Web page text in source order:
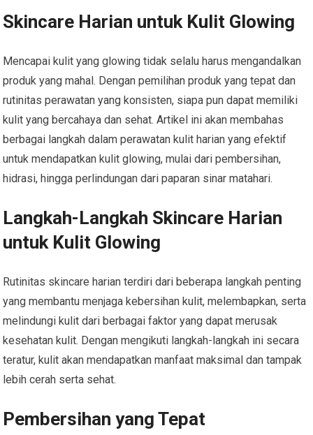
Skincare Harian untuk Kulit Glowing
Mencapai kulit yang glowing tidak selalu harus mengandalkan
produk yang mahal. Dengan pemilihan produk yang tepat dan
rutinitas perawatan yang konsisten, siapa pun dapat memiliki
kulit yang bercahaya dan sehat. Artikel ini akan membahas
berbagai langkah dalam perawatan kulit harian yang efektif
untuk mendapatkan kulit glowing, mulai dari pembersihan,
hidrasi, hingga perlindungan dari paparan sinar matahari.
Langkah-Langkah Skincare Harian
untuk Kulit Glowing
Rutinitas skincare harian terdiri dari beberapa langkah penting
yang membantu menjaga kebersihan kulit, melembapkan, serta
melindungi kulit dari berbagai faktor yang dapat merusak
kesehatan kulit. Dengan mengikuti langkah-langkah ini secara
teratur, kulit akan mendapatkan manfaat maksimal dan tampak
lebih cerah serta sehat.
Pembersihan yang Tepat